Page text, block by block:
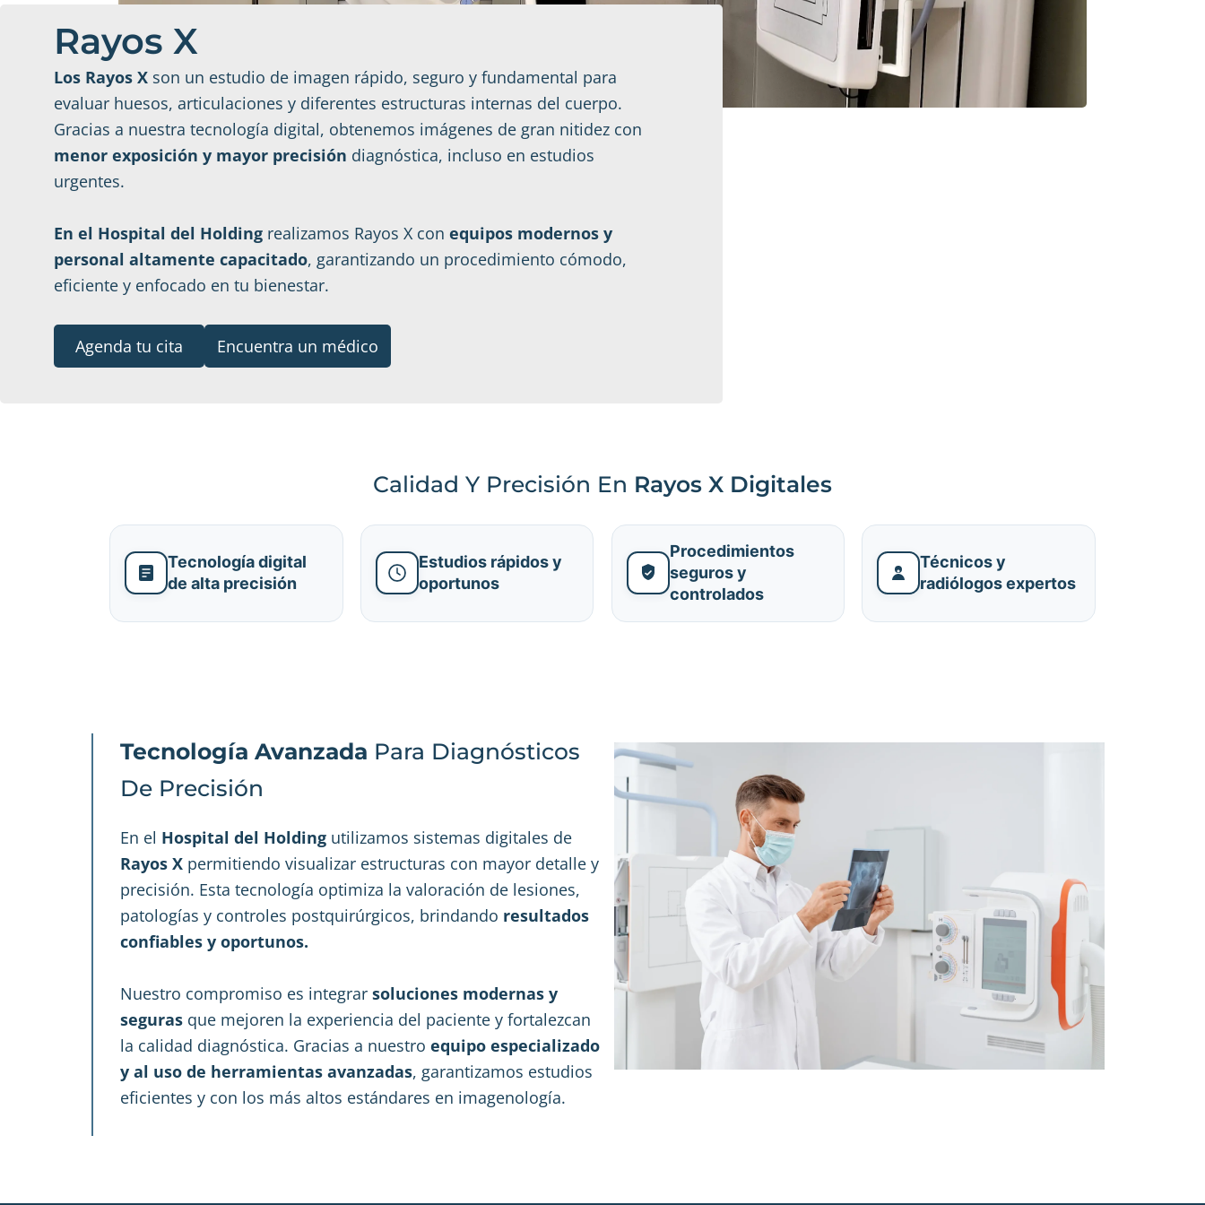
Rayos X
Los Rayos X son un estudio de imagen rápido, seguro y fundamental para
evaluar huesos, articulaciones y diferentes estructuras internas del cuerpo.
Gracias a nuestra tecnología digital, obtenemos imágenes de gran nitidez con
menor exposición y mayor precisión diagnóstica, incluso en estudios
urgentes.
En el Hospital del Holding realizamos Rayos X con equipos modernos y
personal altamente capacitado, garantizando un procedimiento cómodo,
eficiente y enfocado en tu bienestar.
Agenda tu cita Encuentra un médico
Calidad Y Precisión En Rayos X Digitales
Tecnología digital
de alta precisión
Estudios rápidos y
oportunos
Procedimientos
seguros y
controlados
Técnicos y
radiólogos expertos
Tecnología Avanzada Para Diagnósticos
De Precisión
En el Hospital del Holding utilizamos sistemas digitales de
Rayos X permitiendo visualizar estructuras con mayor detalle y
precisión. Esta tecnología optimiza la valoración de lesiones,
patologías y controles postquirúrgicos, brindando resultados
confiables y oportunos.
Nuestro compromiso es integrar soluciones modernas y
seguras que mejoren la experiencia del paciente y fortalezcan
la calidad diagnóstica. Gracias a nuestro equipo especializado
y al uso de herramientas avanzadas, garantizamos estudios
eficientes y con los más altos estándares en imagenología.